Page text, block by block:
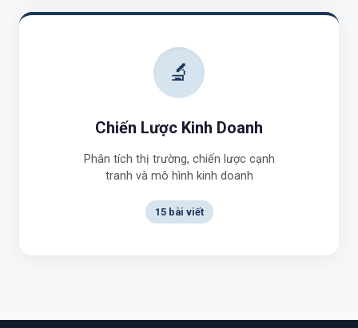
🔬
Chiến Lược Kinh Doanh
Phân tích thị trường, chiến lược cạnh
tranh và mô hình kinh doanh
15 bài viết